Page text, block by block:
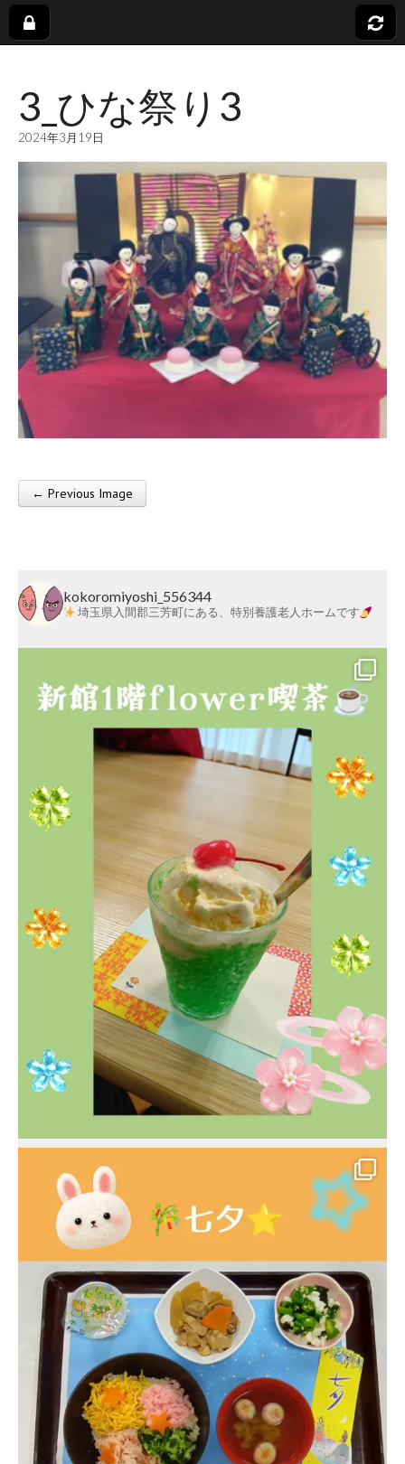
会
福
祉
法
人
蓬
莱
会
3_ひな祭り3
2024年3月19日
Post navigation
← Previous Image
kokoromiyoshi_556344
埼玉県入間郡三芳町にある、特別養護老人ホームです